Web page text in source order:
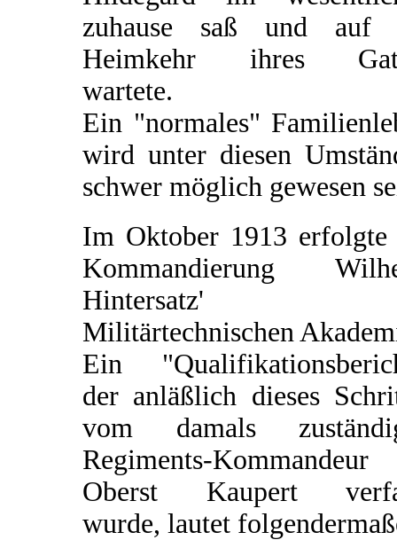
zuhause saß und auf
Heimkehr ihres
wartete.
Ein "normales"
wird unter diesen
schwer möglich gewesen
Im Oktober 1913 erfolgte
Kommandierung
Hintersatz'
Militärtechnischen
Ein
der anläßlich dieses
vom damals
Regiments-Kommandeur
Oberst Kaupert
wurde, lautet